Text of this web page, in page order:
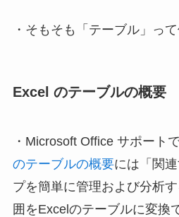
・そもそも「テーブル」っ
Excel のテーブルの概要
・Microsoft Office サポート
のテーブルの概要には「関
プを簡単に管理および分析
囲をExcelのテーブルに変換